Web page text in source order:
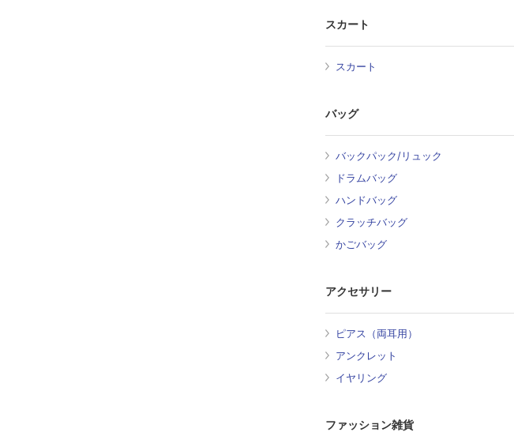
スカート
スカート
バッグ
バックパック/リュック
ドラムバッグ
ハンドバッグ
クラッチバッグ
かごバッグ
アクセサリー
ピアス（両耳用）
アンクレット
イヤリング
ファッション雑貨